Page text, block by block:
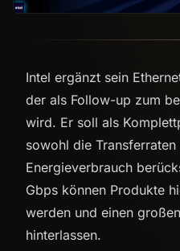
Intel ergänzt sein
der als Follow-up zum
wird. Er soll als
sowohl die
Energieverbrauch
Gbps können Produkte
werden und einen
hinterlassen.